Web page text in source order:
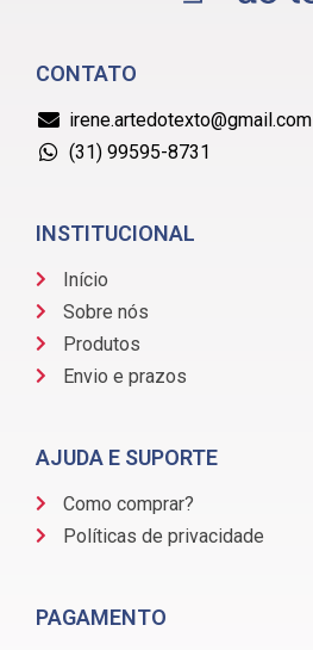
CONTATO
irene.artedotexto@gmail.com
(31) 99595-8731
INSTITUCIONAL
Início
Sobre nós
Produtos
Envio e prazos
AJUDA E SUPORTE
Como comprar?
Políticas de privacidade
PAGAMENTO